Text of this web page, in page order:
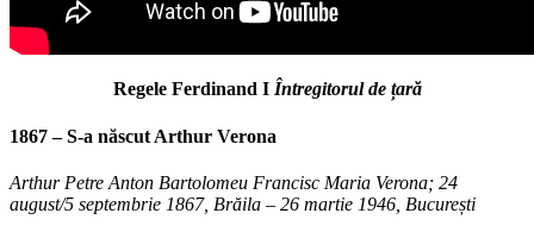
Regele Ferdinand I Întregitorul de țară
1867 – S-a născut Arthur Verona
Arthur Petre Anton Bartolomeu Francisc Maria Verona; 24
august/5 septembrie 1867, Brăila – 26 martie 1946, București